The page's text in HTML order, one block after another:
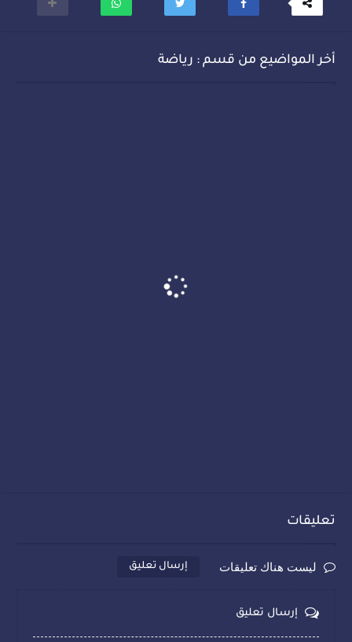
أخر المواضيع من قسم : رياضة
تعليقات
ليست هناك تعليقات إرسال تعليق
إرسال تعليق